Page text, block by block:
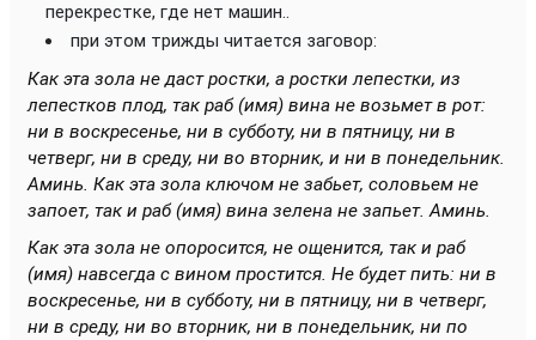
перекрестке, где нет машин..
при этом трижды читается заговор:
Как эта зола не даст ростки, а ростки лепестки, из
лепестков плод, так раб (имя) вина не возьмет в рот:
ни в воскресенье, ни в субботу, ни в пятницу, ни в
четверг, ни в среду, ни во вторник, и ни в понедельник.
Аминь. Как эта зола ключом не забьет, соловьем не
запоет, так и раб (имя) вина зелена не запьет. Аминь.
Как эта зола не опоросится, не ощенится, так и раб
(имя) навсегда с вином простится. Не будет пить: ни в
воскресенье, ни в субботу, ни в пятницу, ни в четверг,
ни в среду, ни во вторник, ни в понедельник, ни по